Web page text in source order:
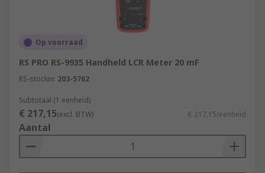
Op voorraad
RS PRO RS-9935 Handheld LCR Meter 20 mF
RS-stocknr. 203-5762
Subtotaal (1 eenheid)
€ 217,15(excl. BTW) € 217,15/eenheid
Aantal